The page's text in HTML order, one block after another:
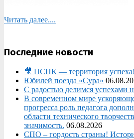
Читать далее....
Последние новости
🎥 ПСПК — территория успеха!
Юбилей поезда «Сура»
С радостью делимся успехами
В современном мире
прогресса роль педагога
области технического
значимость. 06.08.2026
СПО – гордость страны!